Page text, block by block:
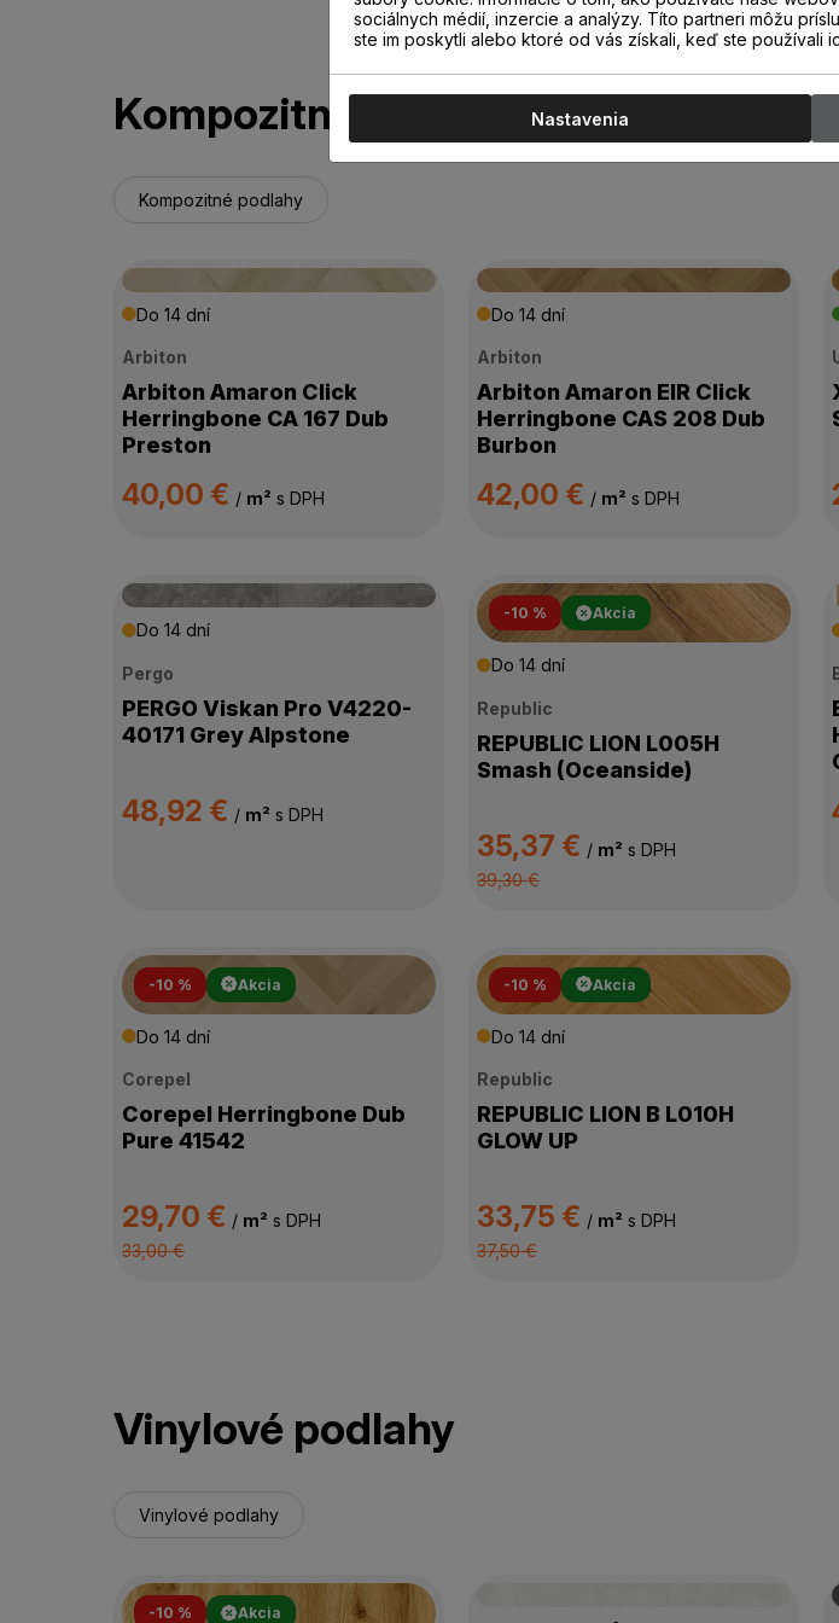
Kompozitné podlahy
Kompozitné podlahy
Do 14 dní
Arbiton
Arbiton Amaron Click
Herringbone CA 167 Dub
Preston
40,00 € / m² s DPH
Do 14 dní
Arbiton
Arbiton Amaron EIR Click
Herringbone CAS 208 Dub
Burbon
42,00 € / m² s DPH
Do 14 dní
Pergo
PERGO Viskan Pro V4220-
40171 Grey Alpstone
48,92 € / m² s DPH
-10 % Akcia
Do 14 dní
Republic
REPUBLIC LION L005H
Smash (Oceanside)
35,37 € / m² s DPH
39,30 €
-10 % Akcia
Do 14 dní
Corepel
Corepel Herringbone Dub
Pure 41542
29,70 € / m² s DPH
33,00 €
-10 % Akcia
Do 14 dní
Republic
REPUBLIC LION B L010H
GLOW UP
33,75 € / m² s DPH
37,50 €
Vinylové podlahy
Vinylové podlahy
-10 % Akcia
sociálnych médií, inzercie a analýzy. Títo partneri môžu
ste im poskytli alebo ktoré od vás získali, keď ste používali
Nastavenia